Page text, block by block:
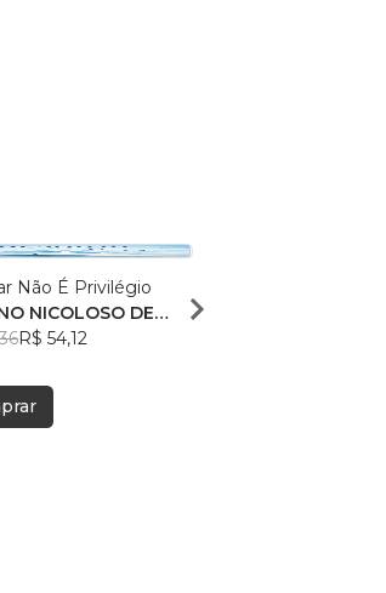
Não É Privilégio
NICOLOSO DE
R$ 54,12
fabiano nicoloso de